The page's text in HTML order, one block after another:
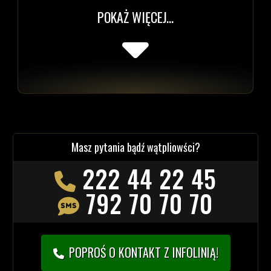
POKAŻ WIĘCEJ...
Masz pytania bądź wątpliowści?
222 44 22 45
792 70 70 70
POPROŚ O KONTAKT Z INFOLINIĄ!